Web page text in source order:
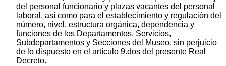
del personal funcionario y plazas vacantes del personal
laboral, así como para el establecimiento y regulación del
número, nivel, estructura orgánica, dependencia y
funciones de los Departamentos, Servicios,
Subdepartamentos y Secciones del Museo, sin perjuicio
de lo dispuesto en el artículo 9.dos del presente Real
Decreto.